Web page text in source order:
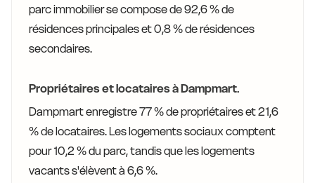
parc immobilier se compose de 92,6 % de
résidences principales et 0,8 % de résidences
secondaires.
Propriétaires et locataires à Dampmart.
Dampmart enregistre 77 % de propriétaires et 21,6
% de locataires. Les logements sociaux comptent
pour 10,2 % du parc, tandis que les logements
vacants s'élèvent à 6,6 %.